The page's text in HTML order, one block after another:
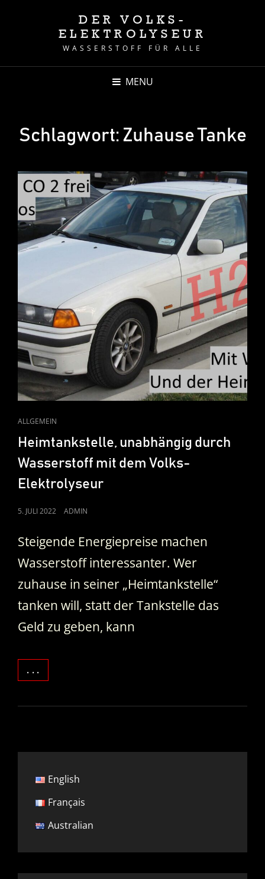
DER VOLKS-
ELEKTROLYSEUR
WASSERSTOFF FÜR ALLE
MENU
Schlagwort: Zuhause Tanke
CAT
LINKS
ALLGEMEIN
Heimtankstelle, unabhängig durch
Wasserstoff mit dem Volks-
Elektrolyseur
POSTED
5. JULI 2022 ADMIN
Steigende Energiepreise machen
Wasserstoff interessanter. Wer
zuhause in seiner „Heimtankstelle“
tanken will, statt der Tankstelle das
Geld zu geben, kann
. . .HEIMTANKSTELLE,
UNABHÄNGIG
WASSERSTOFF
English
Français
Australian